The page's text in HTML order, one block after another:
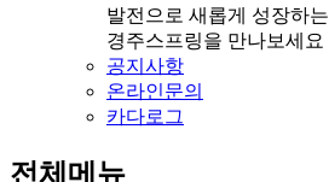
발전으로 새롭게 성장하는
경주스프링을 만나보세요
공지사항
온라인문의
카다로그
전체메뉴